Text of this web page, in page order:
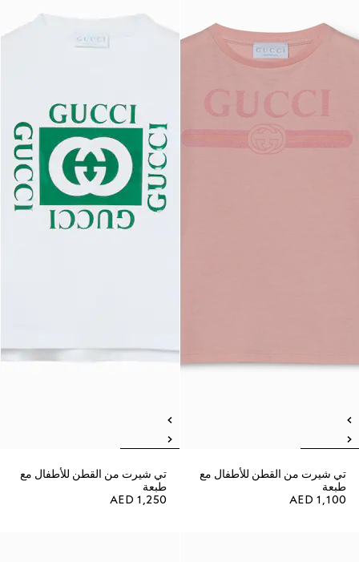
تي شيرت من القطن للأطفال مع
طبعة
AED 1,100
تي شيرت من القطن للأطفال مع
طبعة
AED 1,250